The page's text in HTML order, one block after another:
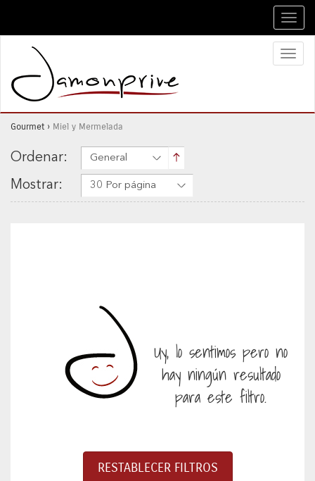
Gourmet › Miel y Mermelada
Ordenar: General
Mostrar: 30 Por página
Uy, lo sentimos pero no
hay ningún resultado
para este filtro.